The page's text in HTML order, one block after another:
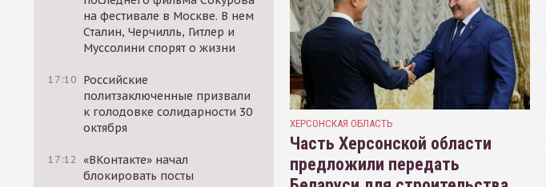
на фестивале в Москве. В нем
Сталин, Черчилль, Гитлер и
Муссолини спорят о жизни
17:10 Российские
политзаключенные призвали
к голодовке солидарности 30
октября
17:12 «ВКонтакте» начал
блокировать посты
ХЕРСОНСКАЯ ОБЛАСТЬ
Часть Херсонской области
предложили передать